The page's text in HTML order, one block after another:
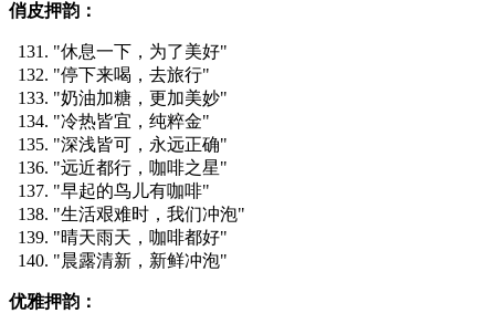
俏皮押韵：
"休息一下，为了美好"
"停下来喝，去旅行"
"奶油加糖，更加美妙"
"冷热皆宜，纯粹金"
"深浅皆可，永远正确"
"远近都行，咖啡之星"
"早起的鸟儿有咖啡"
"生活艰难时，我们冲泡"
"晴天雨天，咖啡都好"
"晨露清新，新鲜冲泡"
优雅押韵：